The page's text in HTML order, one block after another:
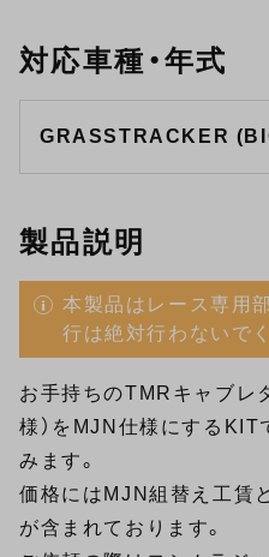
対応車種・年式
GRASSTRACKER
製品説明
本製品はレース専用
行は絶対行わないでく
お手持ちのTMRキャブレ
様）をMJN仕様にする
みます。
価格にはMJN組替え工賃
が含まれております。